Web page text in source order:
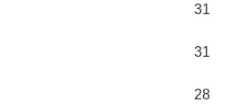
31
31
28